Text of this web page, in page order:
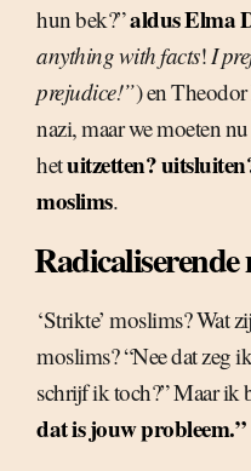
hun bek?”aldus Elma
anything withfacts!I
prejudice!”) en
nazi, maar we moeten
hetuitzetten?
moslims.
Radicaliserende
‘Strikte’ moslims? Wat
moslims? “Nee dat zeg
schrijf ik toch?” Maar ik
dat is jouw probleem.”